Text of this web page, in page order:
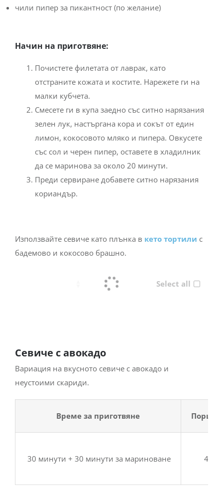
чили пипер за пикантност (по желание)
Начин на приготвяне:
Почистете филетата от лаврак, като
отстраните кожата и костите. Нарежете ги на
малки кубчета.
Смесете ги в купа заедно със ситно нарязания
зелен лук, настъргана кора и сокът от един
лимон, кокосовото мляко и пипера. Овкусете
със сол и черен пипер, оставете в хладилник
да се маринова за около 20 минути.
Преди сервиране добавете ситно нарязания
кориандър.
Използвайте севиче като плънка в кето тортили с
бадемово и кокосово брашно.
Select all
Севиче с авокадо
Вариация на вкусното севиче с авокадо и
неустоими скариди.
Време за приготвяне Порции
30 минути + 30 минути за мариноване 4